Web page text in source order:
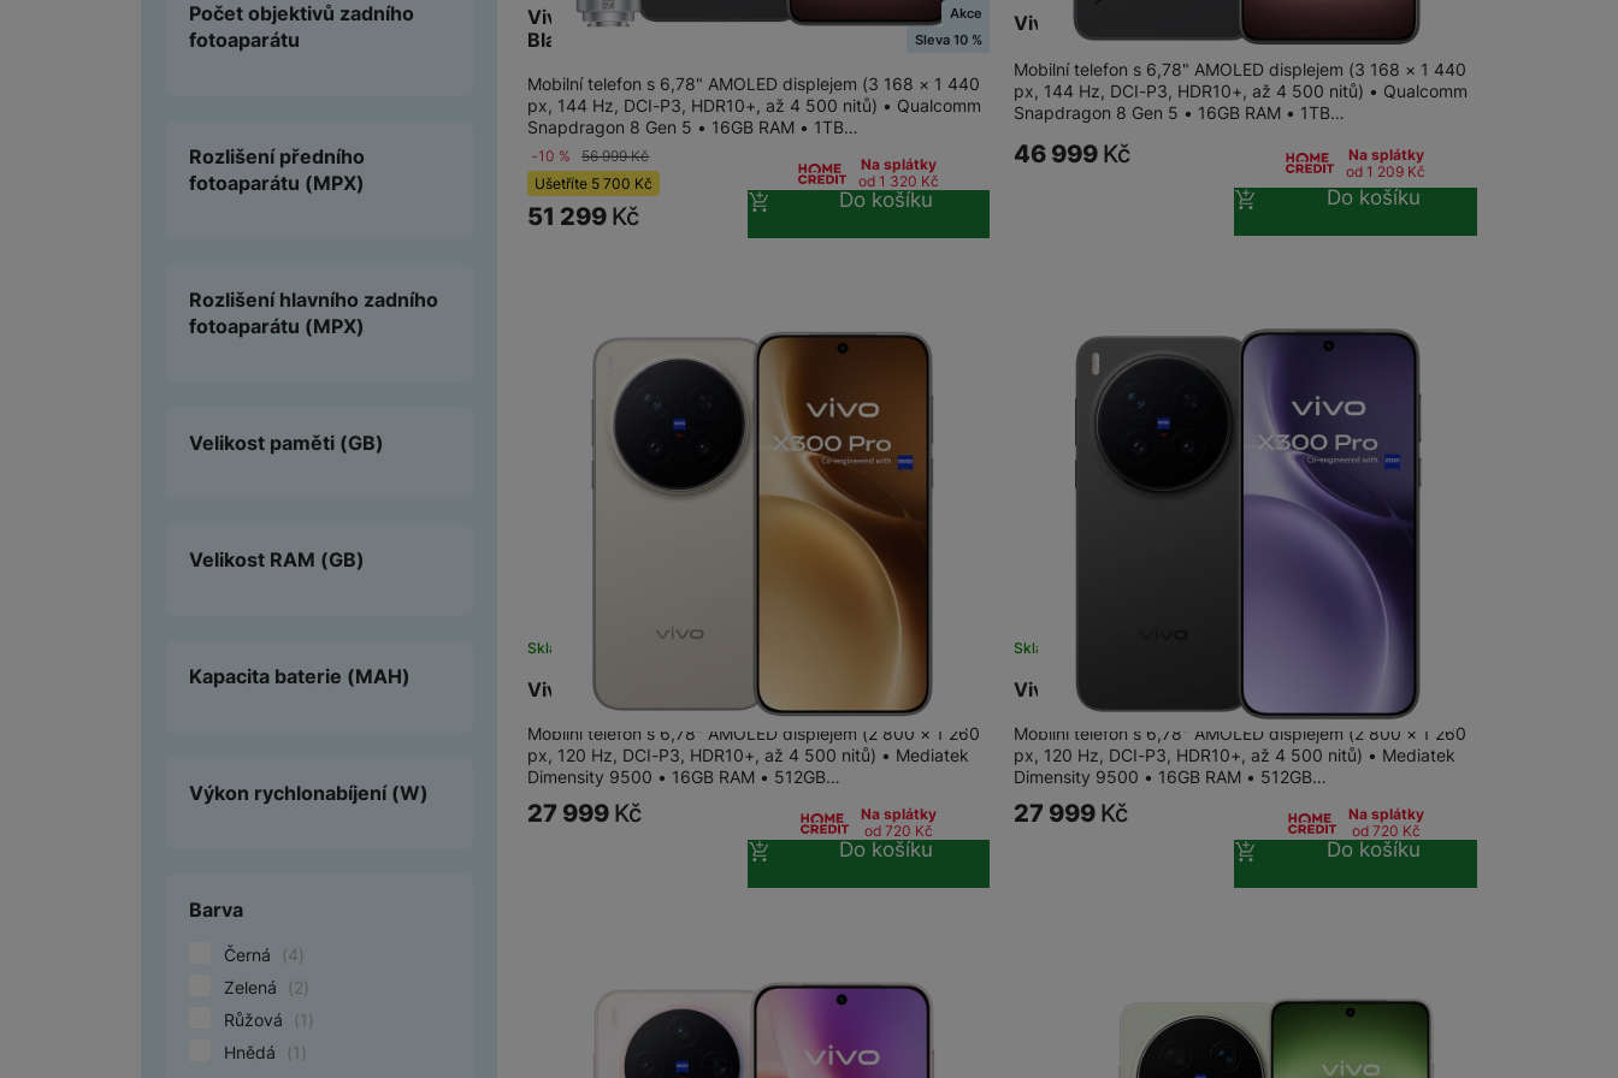
OPPO
POCO
Stolní pevné linky
OPPO CUBE1
Počet objektivů zadního
fotoaparátu
Rozlišení předního
fotoaparátu (MPX)
Rozlišení hlavního zadního
fotoaparátu (MPX)
Velikost paměti (GB)
Velikost RAM (GB)
Kapacita baterie (MAH)
Výkon rychlonabíjení (W)
Barva
Černá (4)
Zelená
(2)
Růžová
(1 )
Hnědá
(1 )
Vivo X300 Ultra 16GB+1TB Photo Kit Volcano
Black
Akce
Sleva 10 %
Mobilní telefon s 6,78" AMOLED displejem (3 168 × 1 440
px, 144 Hz, DCI-P3, HDR10+, až 4 500 nitů) • Qualcomm
Snapdragon 8 Gen 5 • 16GB RAM • 1TB…
-10 % 56 999Kč
Ušetříte5 700 Kč
51 299 Kč
Na splátky
od 1 320 Kč
Do košíku
Vivo X300 Ultra 16GB+1TB Volcano Black
Mobilní telefon s 6,78" AMOLED displejem (3 168 × 1 440
px, 144 Hz, DCI-P3, HDR10+, až 4 500 nitů) • Qualcomm
Snapdragon 8 Gen 5 • 16GB RAM • 1TB…
46 999 Kč
Na splátky
od 1 209 Kč
Do košíku
Vivo X300 Pro 16+512GB Dune Brown
Skladem
Mobilní telefon s 6,78" AMOLED displejem (2 800 × 1 260
px, 120 Hz, DCI-P3, HDR10+, až 4 500 nitů) • Mediatek
Dimensity 9500 • 16GB RAM • 512GB…
27 999 Kč
Na splátky
od 720 Kč
Do košíku
Vivo X300 Pro 16+512GB Phantom Black
Skladem na prodejně
Mobilní telefon s 6,78" AMOLED displejem (2 800 × 1 260
px, 120 Hz, DCI-P3, HDR10+, až 4 500 nitů) • Mediatek
Dimensity 9500 • 16GB RAM • 512GB…
27 999 Kč
Na splátky
od 720 Kč
Do košíku